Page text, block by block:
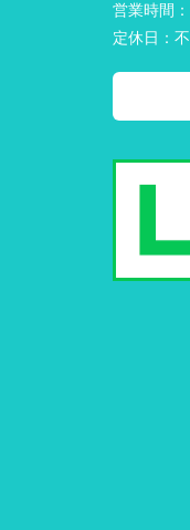
営業時間：
定休日：